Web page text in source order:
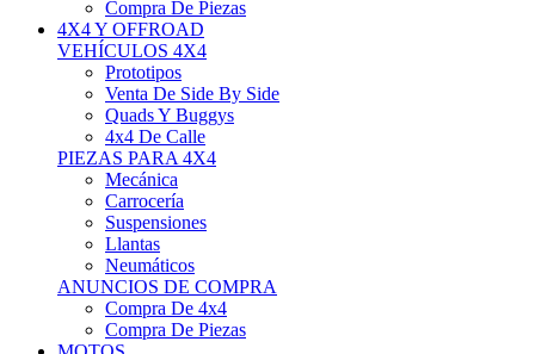
VEHÍCULOS 4X4
Prototipos
Venta De Side By Side
Quads Y Buggys
4x4 De Calle
PIEZAS PARA 4X4
Mecánica
Carrocería
Suspensiones
Llantas
Neumáticos
ANUNCIOS DE COMPRA
Compra De 4x4
Compra De Piezas
MOTOS
MOTOS